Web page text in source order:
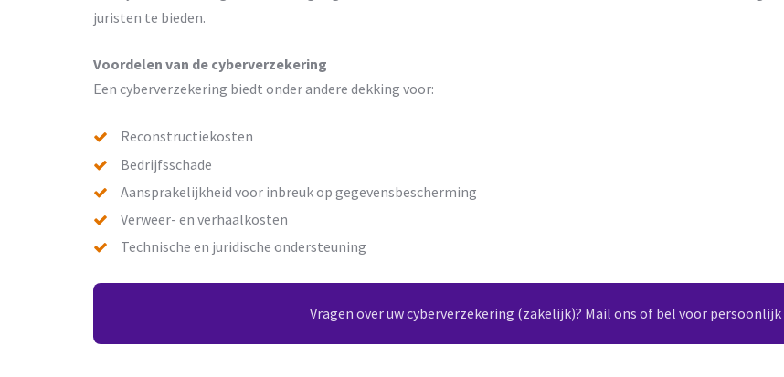
juristen te bieden.
Voordelen van de cyberverzekering
Een cyberverzekering biedt onder andere dekking voor:
Reconstructiekosten
Bedrijfsschade
Aansprakelijkheid voor inbreuk op gegevensbescherming
Verweer- en verhaalkosten
Technische en juridische ondersteuning
Vragen over uw cyberverzekering (zakelijk)? Mail ons of bel voor persoonlijk